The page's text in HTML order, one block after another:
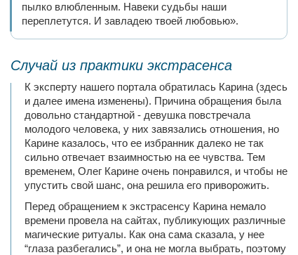
пылко влюбленным. Навеки судьбы наши
переплетутся. И завладею твоей любовью».
Случай из практики экстрасенса
К эксперту нашего портала обратилась Карина (здесь
и далее имена изменены). Причина обращения была
довольно стандартной - девушка повстречала
молодого человека, у них завязались отношения, но
Карине казалось, что ее избранник далеко не так
сильно отвечает взаимностью на ее чувства. Тем
временем, Олег Карине очень понравился, и чтобы не
упустить свой шанс, она решила его приворожить.
Перед обращением к экстрасенсу Карина немало
времени провела на сайтах, публикующих различные
магические ритуалы. Как она сама сказала, у нее
“глаза разбегались”, и она не могла выбрать, поэтому